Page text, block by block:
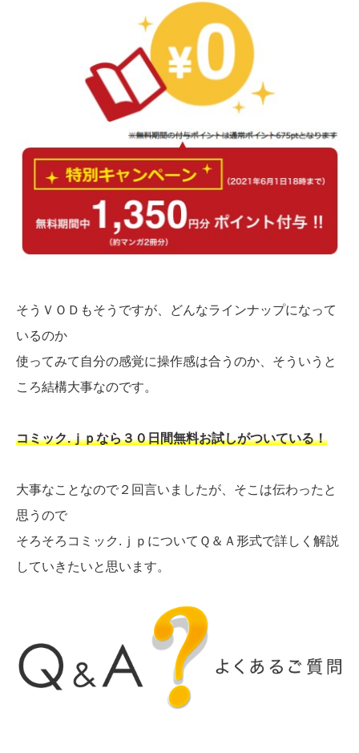
そうＶＯＤもそうですが、どんなラインナップになって
いるのか
使ってみて自分の感覚に操作感は合うのか、そういうと
ころ結構大事なのです。
コミック.ｊｐなら３０日間無料お試しがついている！
大事なことなので２回言いましたが、そこは伝わったと
思うので
そろそろコミック.ｊｐについてＱ＆Ａ形式で詳しく解説
していきたいと思います。